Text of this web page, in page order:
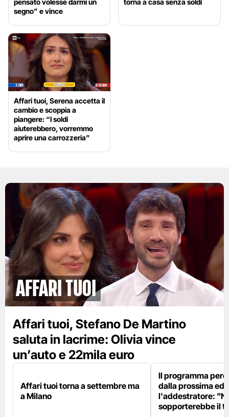
pensato volesse darmi un
segno” e vince
torna a casa senza soldi
Affari tuoi, Serena accetta il
cambio e scoppia a
piangere: “I soldi
aiuterebbero, vorremmo
aprire una carrozzeria”
Affari tuoi
Affari tuoi, Stefano De Martino
saluta in lacrime: Olivia vince
un’auto e 22mila euro
Affari tuoi torna a settembre ma
a Milano
Il programma
dalla prossima
l'addestratore:
sopporterebbe il